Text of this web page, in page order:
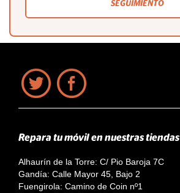
SEGUIMIENTO
Repara tu móvil en nuestras tiendas
Alhaurín de la Torre: C/ Pio Baroja 7C
Gandía: Calle Mayor 45, Bajo 2
Fuengirola: Camino de Coin nº1